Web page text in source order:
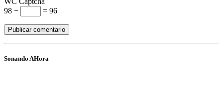
98 −
= 96
Sonando AHora